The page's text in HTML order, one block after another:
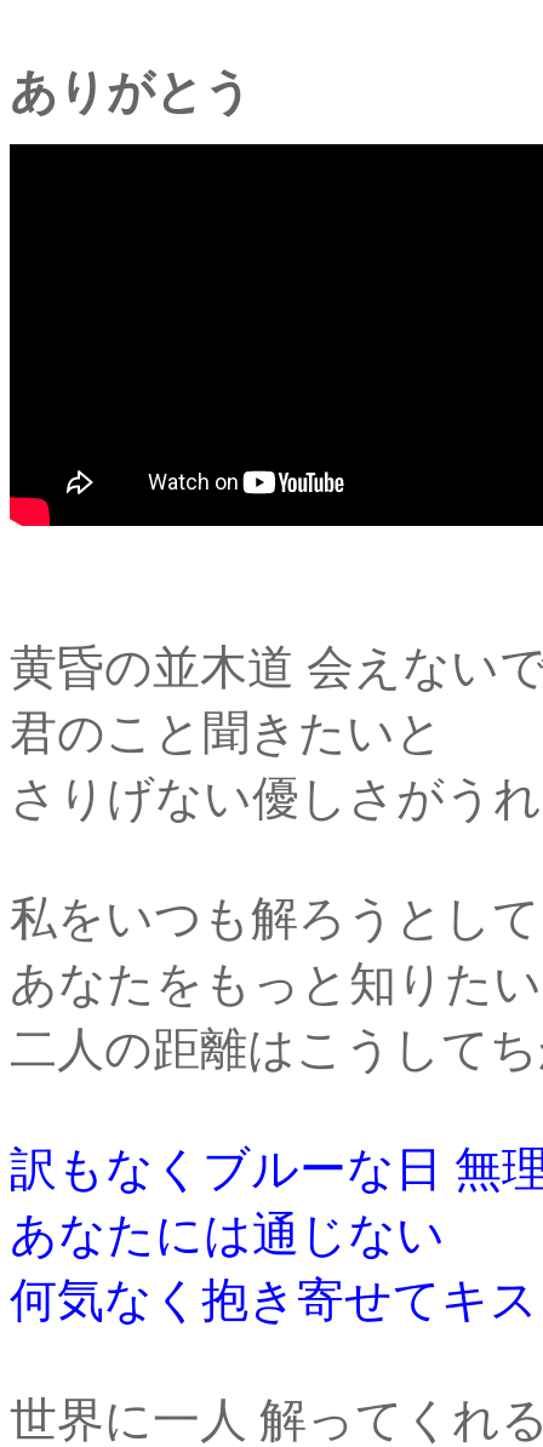
ありがとう
黄昏の並木道 会えない
君のこと聞きたいと
さりげない優しさがう
私をいつも解ろうとし
あなたをもっと知りた
二人の距離はこうして
訳もなくブルーな日 無
あなたには通じない
何気なく抱き寄せてキ
世界に一人 解ってくれ